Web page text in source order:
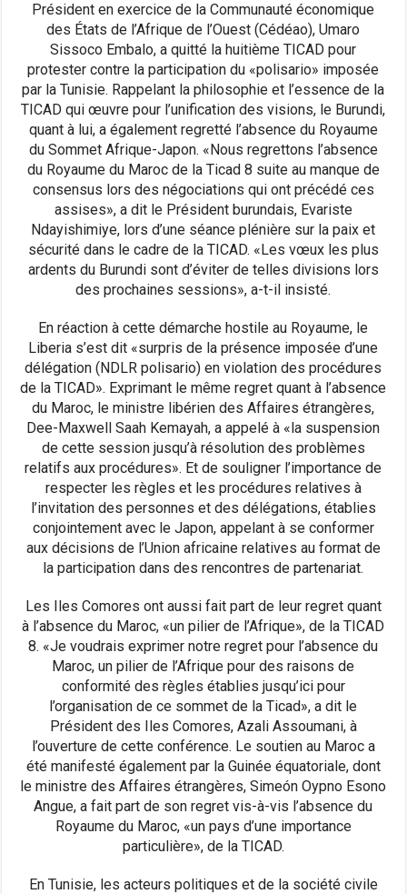
Président en exercice de la Communauté économique
des États de l’Afrique de l’Ouest (Cédéao), Umaro
Sissoco Embalo, a quitté la huitième TICAD pour
protester contre la participation du «polisario» imposée
par la Tunisie. Rappelant la philosophie et l’essence de la
TICAD qui œuvre pour l’unification des visions, le Burundi,
quant à lui, a également regretté l’absence du Royaume
du Sommet Afrique-Japon. «Nous regrettons l’absence
du Royaume du Maroc de la Ticad 8 suite au manque de
consensus lors des négociations qui ont précédé ces
assises», a dit le Président burundais, Evariste
Ndayishimiye, lors d’une séance plénière sur la paix et
sécurité dans le cadre de la TICAD. «Les vœux les plus
ardents du Burundi sont d’éviter de telles divisions lors
des prochaines sessions», a-t-il insisté.
En réaction à cette démarche hostile au Royaume, le
Liberia s’est dit «surpris de la présence imposée d’une
délégation (NDLR polisario) en violation des procédures
de la TICAD». Exprimant le même regret quant à l’absence
du Maroc, le ministre libérien des Affaires étrangères,
Dee-Maxwell Saah Kemayah, a appelé à «la suspension
de cette session jusqu’à résolution des problèmes
relatifs aux procédures». Et de souligner l’importance de
respecter les règles et les procédures relatives à
l’invitation des personnes et des délégations, établies
conjointement avec le Japon, appelant à se conformer
aux décisions de l’Union africaine relatives au format de
la participation dans des rencontres de partenariat.
Les Iles Comores ont aussi fait part de leur regret quant
à l’absence du Maroc, «un pilier de l’Afrique», de la TICAD
8. «Je voudrais exprimer notre regret pour l’absence du
Maroc, un pilier de l’Afrique pour des raisons de
conformité des règles établies jusqu’ici pour
l’organisation de ce sommet de la Ticad», a dit le
Président des Iles Comores, Azali Assoumani, à
l’ouverture de cette conférence. Le soutien au Maroc a
été manifesté également par la Guinée équatoriale, dont
le ministre des Affaires étrangères, Simeón Oypno Esono
Angue, a fait part de son regret vis-à-vis l’absence du
Royaume du Maroc, «un pays d’une importance
particulière», de la TICAD.
En Tunisie, les acteurs politiques et de la société civile